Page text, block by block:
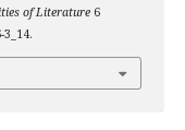
of Literature6